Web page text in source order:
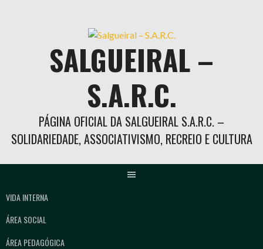
SALGUEIRAL –
S.A.R.C.
PÁGINA OFICIAL DA SALGUEIRAL S.A.R.C. –
SOLIDARIEDADE, ASSOCIATIVISMO, RECREIO E CULTURA
VIDA INTERNA
ÁREA SOCIAL
ÁREA PEDAGÓGICA